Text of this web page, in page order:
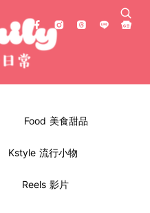
Food 美食甜品
Kstyle 流行小物
Reels 影片